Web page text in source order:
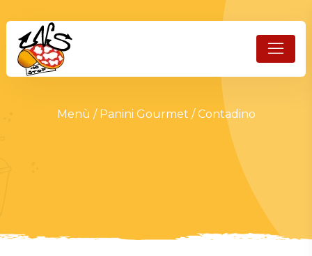
Menù / Panini Gourmet / Contadino